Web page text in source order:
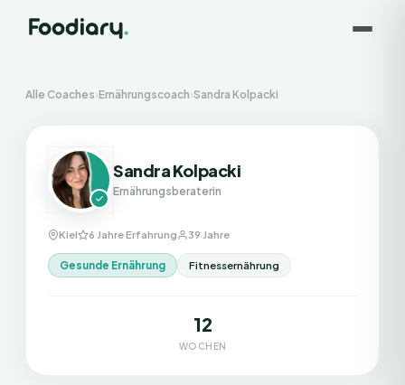
Alle Coaches›Ernährungscoach›Sandra Kolpacki
Sandra Kolpacki
Ernährungsberaterin
Kiel 6 Jahre Erfahrung 39 Jahre
Gesunde Ernährung Fitnessernährung
12
WOCHEN